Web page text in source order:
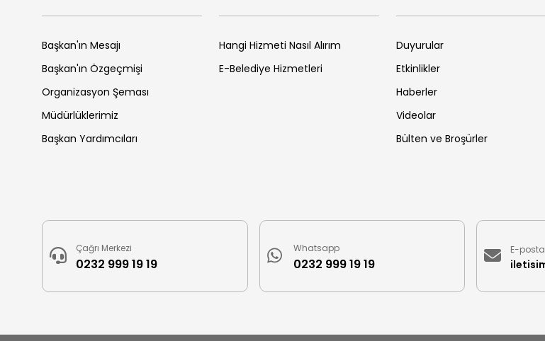
Başkan'ın Mesajı
Başkan'ın Özgeçmişi
Organizasyon Şeması
Müdürlüklerimiz
Başkan Yardımcıları
Hangi Hizmeti Nasıl Alırım
E-Belediye Hizmetleri
Duyurular
Etkinlikler
Haberler
Videolar
Bülten ve Broşürler
Çağrı Merkezi
0232 999 19 19
Whatsapp
0232 999 19 19
E-posta